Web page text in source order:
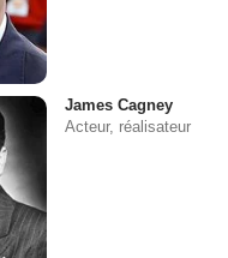
James Cagney
Acteur, réalisateur